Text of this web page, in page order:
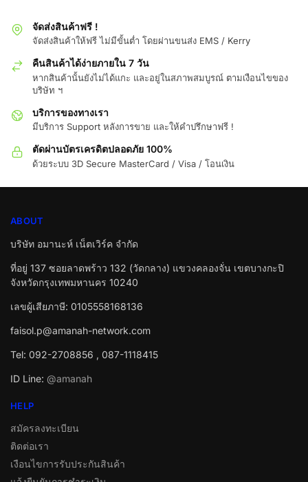
จัดส่งสินค้าฟรี !
จัดส่งสินค้าให้ฟรี ไม่มีขั้นต่ำ โดยผ่านขนส่ง EMS / Kerry
คืนสินค้าได้ง่ายภายใน 7 วัน
หากสินค้านั้นยังไม่ได้แกะ และอยู่ในสภาพสมบูรณ์ ตามเงือนไขของ
บริษัท ฯ
บริการของทางเรา
มีบริการ Support หลังการขาย และให้คำปรึกษาฟรี !
ตัดผ่านบัตรเครดิตปลอดภัย 100%
ด้วยระบบ 3D Secure MasterCard / Visa / โอนเงิน
ABOUT
บริษัท อมานะห์ เน็ตเวิร์ค จำกัด
ที่อยู่ 137 ซอยลาดพร้าว 132 (วัดกลาง) แขวงคลองจั่น เขตบางกะปิ
จังหวัดกรุงเทพมหานคร 10240
เลขผู้เสียภาษี: 0105558168136
faisol.p@amanah-network.com
Tel: 092-2708856 , 087-1118415
ID Line: @amanah
HELP
สมัครลงทะเบียน
ติดต่อเรา
เงือนไขการรับประกันสินค้า